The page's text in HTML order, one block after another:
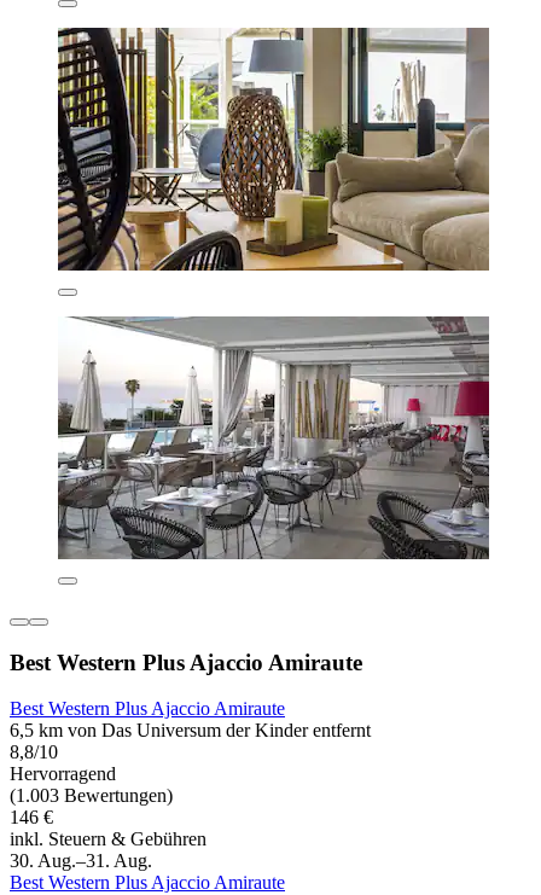
Best Western Plus Ajaccio Amiraute
Best Western Plus Ajaccio Amiraute
6,5 km von Das Universum der Kinder entfernt
8,8/10
Hervorragend
(1.003 Bewertungen)
146 €
inkl. Steuern & Gebühren
30. Aug.–31. Aug.
Best Western Plus Ajaccio Amiraute